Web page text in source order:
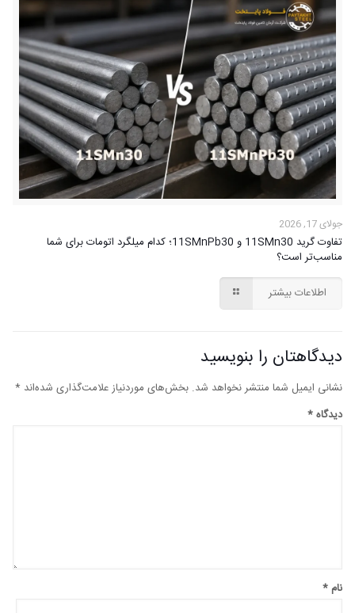
جولای 17, 2026
تفاوت گرید 11SMn30 و 11SMnPb30؛ کدام میلگرد اتومات برای شما
مناسب‌تر است؟
اطلاعات بیشتر
دیدگاهتان را بنویسید
نشانی ایمیل شما منتشر نخواهد شد. بخش‌های موردنیاز علامت‌گذاری شده‌اند *
دیدگاه*
نام *